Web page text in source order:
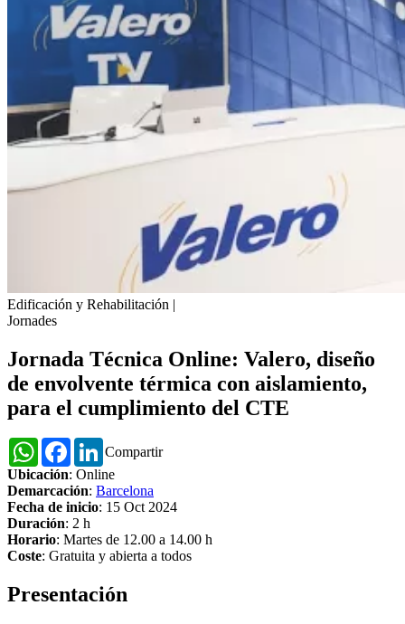
Edificación y Rehabilitación |
Jornades
Jornada Técnica Online: Valero, diseño
de envolvente térmica con aislamiento,
para el cumplimiento del CTE
Compartir
WhatsAppFacebookLinkedIn
Ubicación: Online
Demarcación: Barcelona
Fecha de inicio: 15 Oct 2024
Duración: 2 h
Horario: Martes de 12.00 a 14.00 h
Coste: Gratuita y abierta a todos
Presentación